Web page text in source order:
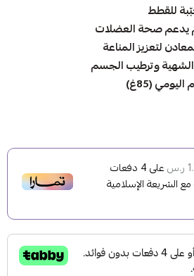
للقطط
يدعم صحة العضلات
لتعزيز المناعة
وترطيب الجسم
(85غ)
على4 دفعات
الشريعة الإسلامية